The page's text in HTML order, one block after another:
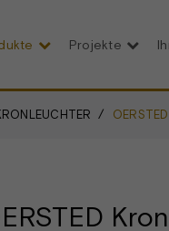
Projekte